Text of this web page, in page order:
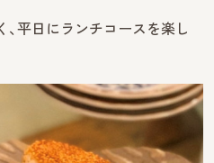
平日にランチコースを楽し